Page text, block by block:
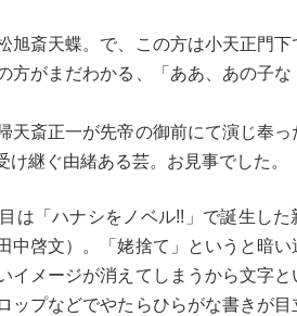
斎天蝶。で、この方は小天正門下
方がまだわかる、「ああ、あの子な
斎正一が先帝の御前にて演じ奉っ
継ぐ由緒ある芸。お見事でした。
は「ハナシをノベル!!」で誕生した
中啓文）。「姥捨て」というと暗い
イメージが消えてしまうから文字
ップなどでやたらひらがな書きが目